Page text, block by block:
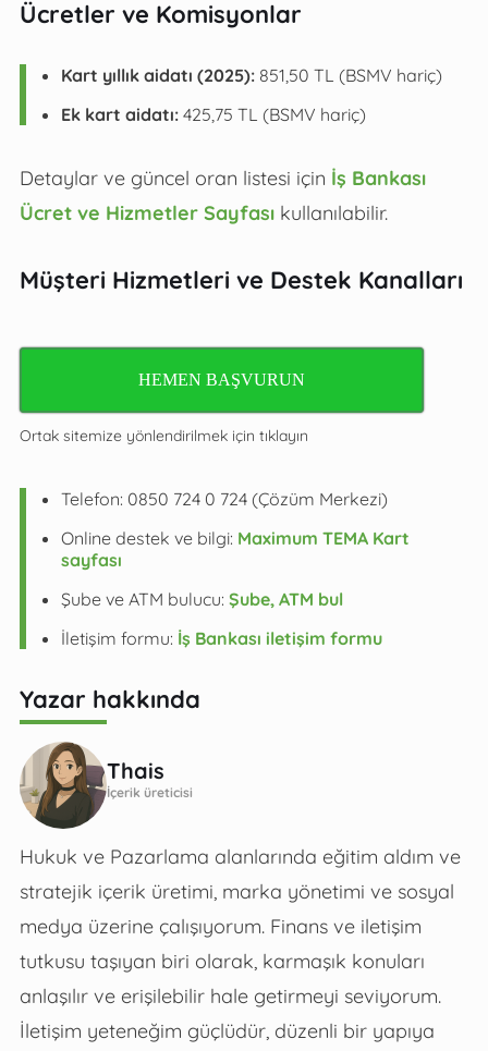
Ücretler ve Komisyonlar
Kart yıllık aidatı (2025):851,50 TL (BSMV hariç)
Ek kart aidatı:425,75 TL (BSMV hariç)
Detaylar ve güncel oran listesi için İş Bankası
Ücret ve Hizmetler Sayfasıkullanılabilir.
Müşteri Hizmetleri ve Destek Kanalları
HEMEN BAŞVURUN
Ortak sitemize yönlendirilmek için tıklayın
Telefon: 0850 724 0 724 (Çözüm Merkezi)
Online destek ve bilgi: Maximum TEMA Kart
sayfası
Şube ve ATM bulucu: Şube, ATM bul
İletişim formu: İş Bankası iletişim formu
Yazar hakkında
Thais
İçerik üreticisi
Hukuk ve Pazarlama alanlarında eğitim aldım ve
stratejik içerik üretimi, marka yönetimi ve sosyal
medya üzerine çalışıyorum. Finans ve iletişim
tutkusu taşıyan biri olarak, karmaşık konuları
anlaşılır ve erişilebilir hale getirmeyi seviyorum.
İletişim yeteneğim güçlüdür, düzenli bir yapıya